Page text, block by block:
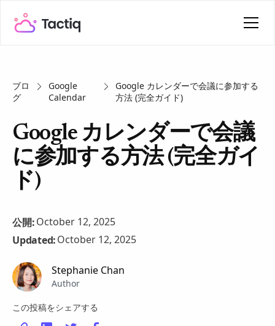
ブロ
グ
Google
Calendar
Google カレンダーで会議に参加する
方法 (完全ガイド)
Google カレンダーで会議
に参加する方法 (完全ガイ
ド)
公開:October 12, 2025
Updated:October 12, 2025
Stephanie Chan
Author
この投稿をシェアする